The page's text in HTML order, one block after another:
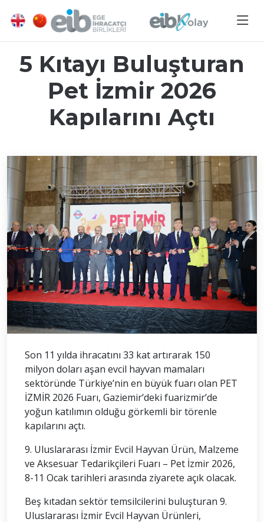
5 Kıtayı Buluşturan
Pet İzmir 2026
Kapılarını Açtı
Son 11 yılda ihracatını 33 kat artırarak 150
milyon doları aşan evcil hayvan mamaları
sektöründe Türkiye’nin en büyük fuarı olan PET
İZMİR 2026 Fuarı, Gaziemir’deki fuarizmir’de
yoğun katılımın olduğu görkemli bir törenle
kapılarını açtı.
9. Uluslararası İzmir Evcil Hayvan Ürün, Malzeme
ve Aksesuar Tedarikçileri Fuarı – Pet İzmir 2026,
8-11 Ocak tarihleri arasında ziyarete açık olacak.
Beş kıtadan sektör temsilcilerini buluşturan 9.
Uluslararası İzmir Evcil Hayvan Ürünleri,